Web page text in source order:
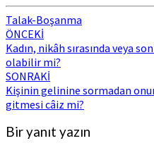
Talak-Boşanma
Post
navigation
ÖNCEKİ
Kadın, nikâh sırasında veya
olabilir mi?
SONRAKİ
Kişinin gelinine sormadan
gitmesi câiz mi?
Bir yanıt yazın